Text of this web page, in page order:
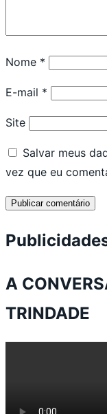
Nome *
E-mail *
Site
Salvar meus
vez que eu
A
TRINDADE